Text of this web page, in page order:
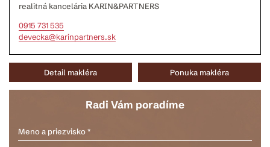
realitná kancelária KARIN&PARTNERS
0915 731 535
devecka@karinpartners.sk
Detail makléra Ponuka makléra
Radi Vám poradíme